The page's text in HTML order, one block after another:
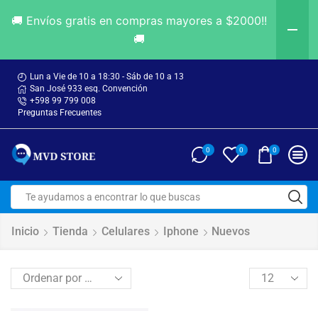
Lun a Vie de 10 a 18:30 - Sáb de 10 a 13
San José 933 esq. Convención
+598 99 799 008
Preguntas Frecuentes
0 0 0
Inicio Tienda Celulares Iphone Nuevos
🚚 Envíos gratis en compras mayores a $2000!!
🚚